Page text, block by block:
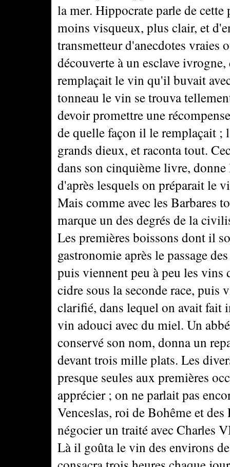
la mer. Hippocrate parle de
moins visqueux, plus clair, et
transmetteur d'anecdotes vraies
découverte à un esclave
remplaçait le vin qu'il buvait
tonneau le vin se trouva
devoir promettre une
de quelle façon il le remplaçait ;
grands dieux, et raconta tout.
dans son cinquième livre,
d'après lesquels on préparait le
Mais comme avec les Barbares
marque un des degrés de la
Les premières boissons dont il
gastronomie après le passage
puis viennent peu à peu les
cidre sous la seconde race,
clarifié, dans lequel on avait fait
vin adouci avec du miel. Un
conservé son nom, donna un
devant trois mille plats. Les
presque seules aux premières
apprécier ; on ne parlait pas
Venceslas, roi de Bohême et
négocier un traité avec Charles
Là il goûta le vin des environs